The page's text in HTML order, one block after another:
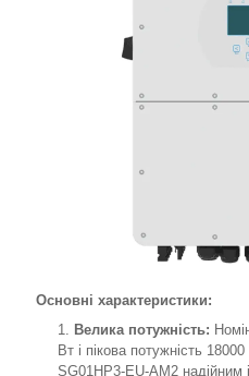
Основні характеристики:
Велика потужність:
Вт і пікова потужність
SG01HP3-EU-AM2